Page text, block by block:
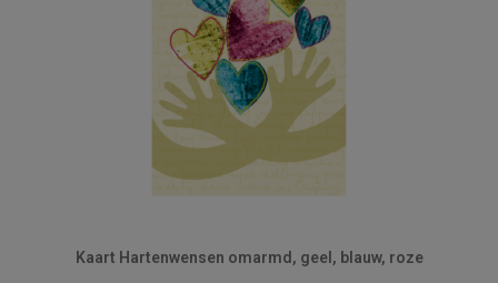
Kaart Hartenwensen omarmd, geel, blauw, roze